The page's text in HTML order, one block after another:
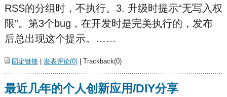
RSS的分组时，不执行。3. 升级时提示“无写入权
限”。第3个bug，在开发时是完美执行的，发布
后总出现这个提示。……
固定链接| 发表评论(0)| Trackback(0)
最近几年的个人创新应用/DIY分享